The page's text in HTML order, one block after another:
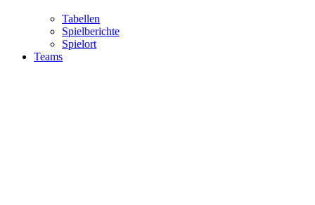
Tabellen
Spielberichte
Spielort
Teams